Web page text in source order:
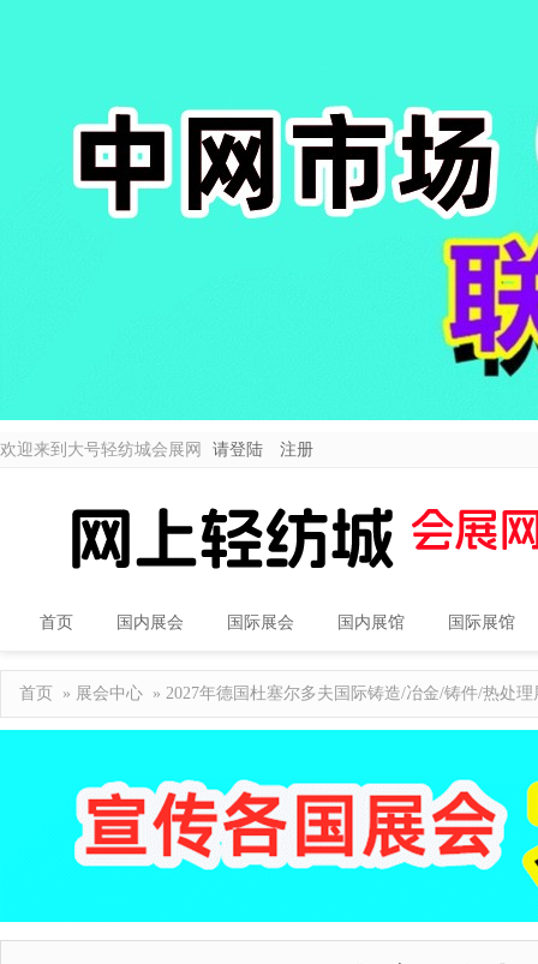
欢迎来到大号轻纺城会展网 请登陆 注册
首页 国内展会 国际展会 国内展馆 国际展馆
首页 » 展会中心 » 2027年德国杜塞尔多夫国际铸造/冶金/铸件/热处